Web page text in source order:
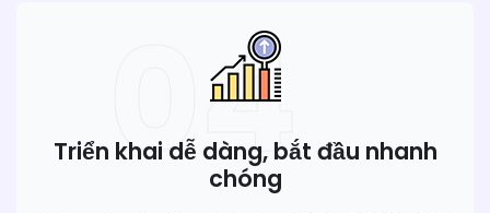
04
Triển khai dễ dàng, bắt đầu nhanh
chóng